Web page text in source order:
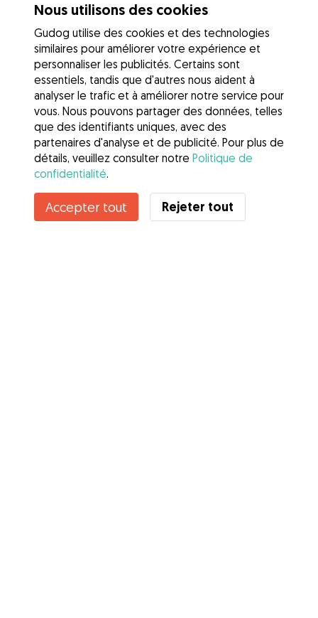
Nous utilisons des cookies
Gudog utilise des cookies et des technologies
similaires pour améliorer votre expérience et
personnaliser les publicités. Certains sont
essentiels, tandis que d'autres nous aident à
analyser le trafic et à améliorer notre service pour
vous. Nous pouvons partager des données, telles
que des identifiants uniques, avec des
partenaires d'analyse et de publicité. Pour plus de
détails, veuillez consulter notre Politique de
confidentialité.
Accepter tout Rejeter tout